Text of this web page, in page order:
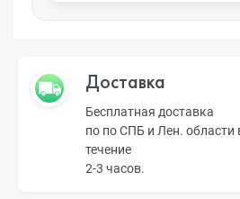
Доставка
Бесплатная доставка
по по СПБ и Лен. области
течение
2-3 часов.